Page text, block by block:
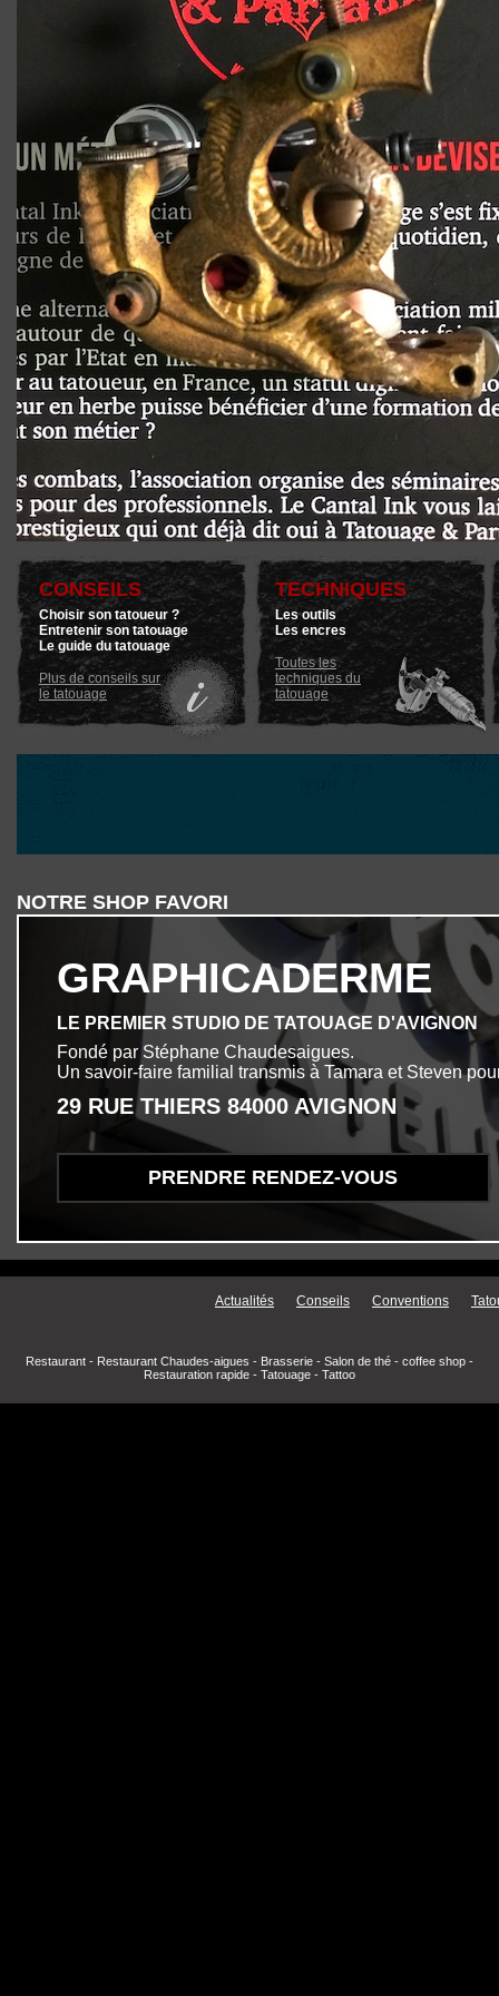
CONSEILS
Choisir son tatoueur ?
Entretenir son tatouage
Le guide du tatouage
Plus de conseils sur
le tatouage
TECHNIQUES
Les outils
Les encres
Toutes les
techniques du
tatouage
NOTRE SHOP FAVORI
GRAPHICADERME
LE PREMIER STUDIO DE TATOUAGE D'AVIGNON
Fondé par Stéphane Chaudesaigues.
Un savoir-faire familial transmis à Tamara et Steven
29 RUE THIERS 84000 AVIGNON
PRENDRE RENDEZ-VOUS
Menu secondaire
Actualités Conseils Conventions
Restaurant - Restaurant Chaudes-aigues - Brasserie - Salon de thé - coffee shop -
Restauration rapide - Tatouage - Tattoo